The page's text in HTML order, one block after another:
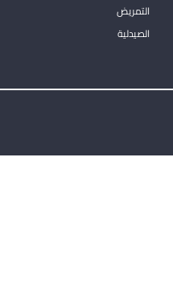
التمريض
الصيدلية